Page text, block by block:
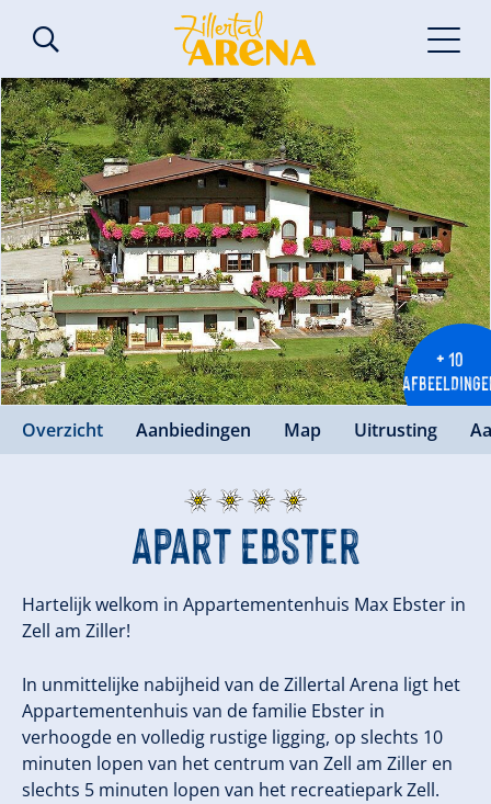
+ 10
Overzicht Aanbiedingen Map Uitrusting
Apart Ebster
Hartelijk welkom in Appartementenhuis Max Ebster in
Zell am Ziller!
In unmittelijke nabijheid van de Zillertal Arena ligt het
Appartementenhuis van de familie Ebster in
verhoogde en volledig rustige ligging, op slechts 10
minuten lopen van het centrum van Zell am Ziller en
slechts 5 minuten lopen van het recreatiepark Zell.